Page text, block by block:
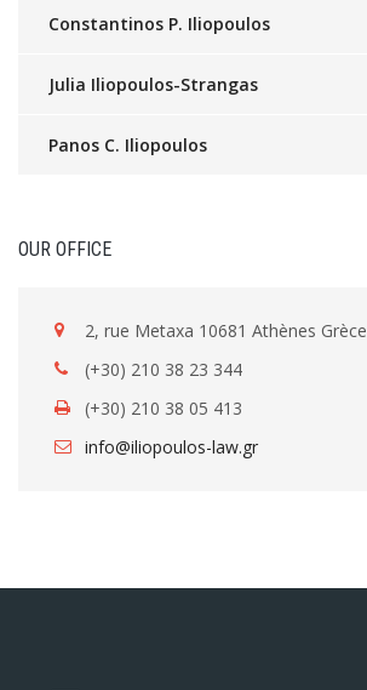
Constantinos P. Iliopoulos
Julia Iliopoulos-Strangas
Panos C. Iliopoulos
OUR OFFICE
2, rue Metaxa 10681 Athènes Grèce
(+30) 210 38 23 344
(+30) 210 38 05 413
info@iliopoulos-law.gr